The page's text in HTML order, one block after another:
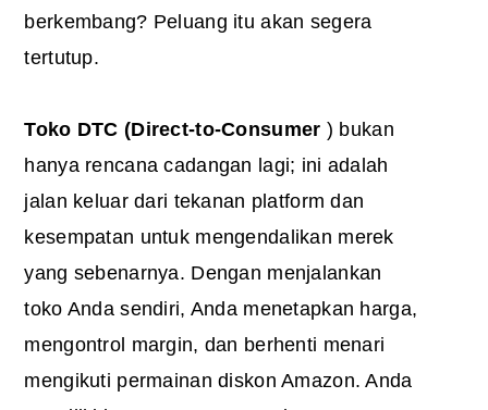
berkembang? Peluang itu akan segera
tertutup.
Toko DTC (Direct-to-Consumer ) bukan
hanya rencana cadangan lagi; ini adalah
jalan keluar dari tekanan platform dan
kesempatan untuk mengendalikan merek
yang sebenarnya. Dengan menjalankan
toko Anda sendiri, Anda menetapkan harga,
mengontrol margin, dan berhenti menari
mengikuti permainan diskon Amazon. Anda